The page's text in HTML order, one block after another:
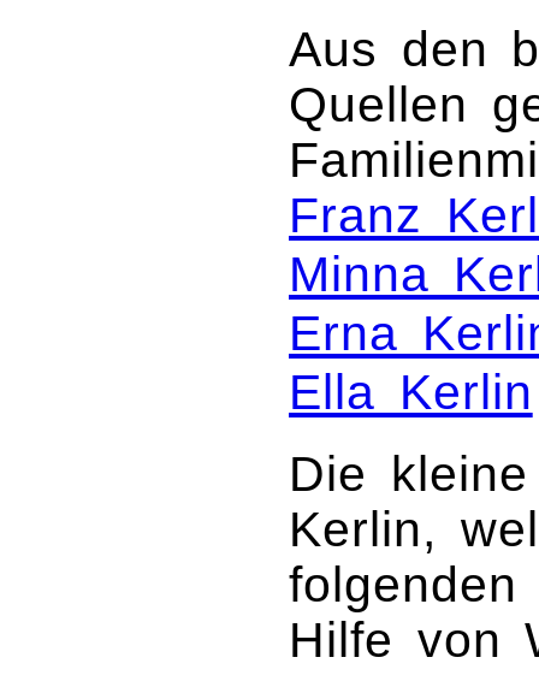
Aus den
Quellen
Franz
Minna
Erna
Ella Kerlin
Die
Kerlin,
Hilfe von